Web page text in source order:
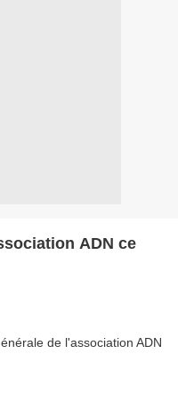
ADN ce